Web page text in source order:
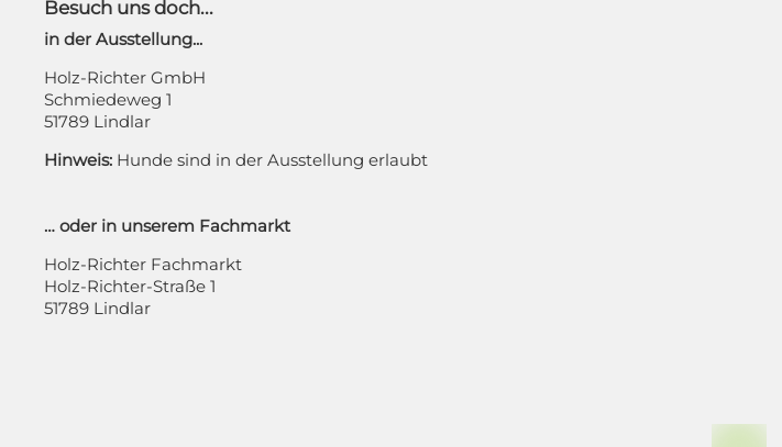
Besuch uns doch...
in der Ausstellung...
Holz-Richter GmbH
Schmiedeweg 1
51789 Lindlar
Hinweis: Hunde sind in der Ausstellung erlaubt
… oder in unserem Fachmarkt
Holz-Richter Fachmarkt
Holz-Richter-Straße 1
51789 Lindlar